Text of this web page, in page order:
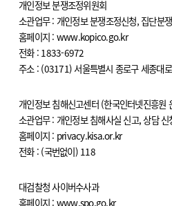
개인정보 분쟁조정위원회
소관업무 : 개인정보 분쟁조정신청, 집단분
홈페이지 : www.kopico.go.kr
전화 : 1833-6972
주소 : (03171) 서울특별시 종로구 세종대
개인정보 침해신고센터 (한국인터넷진흥원
소관업무 : 개인정보 침해사실 신고, 상담 신
홈페이지 : privacy.kisa.or.kr
전화 : (국번없이) 118
대검찰청 사이버수사과
홈페이지 : www.spo.go.kr